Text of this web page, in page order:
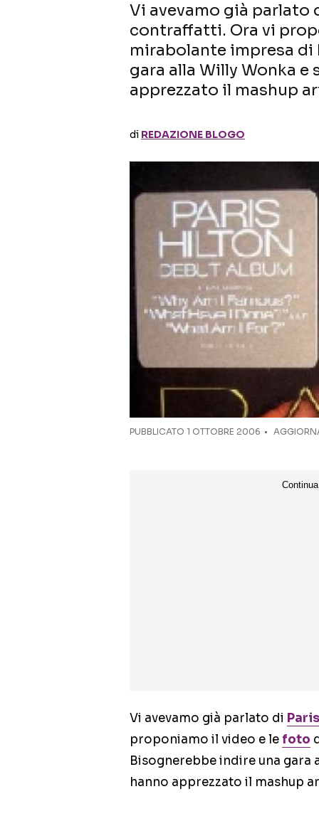
Vi avevamo già parlato
contraffatti. Ora vi
mirabolante impresa di
gara alla Willy Wonka
apprezzato il mashup
di REDAZIONE BLOGO
PUBBLICATO 1 OTTOBRE 2006
Vi avevamo già parlato di
proponiamo il video e le foto
Bisognerebbe indire una gara
hanno apprezzato il mashup